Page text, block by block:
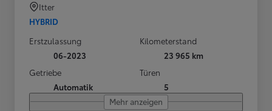
Itter
HYBRID
Erstzulassung
06-2023
Kilometerstand
23 965 km
Getriebe
Automatik
Türen
5
Mehr anzeigen